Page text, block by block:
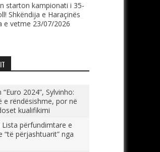
starton kampionati i 35-
Shkëndija e Haraçinës
e vetme 23/07/2026
“Euro 2024”, Sylvinho:
e rëndësishme, por në
kualifikimi
Lista përfundimtare e
“të përjashtuarit” nga